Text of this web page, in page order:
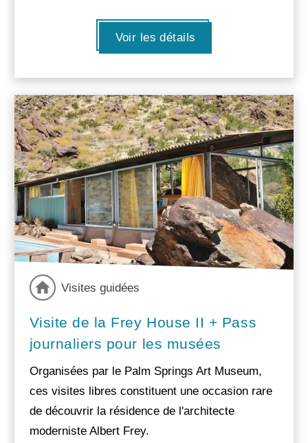
Voir les détails
Visites guidées
Visite de la Frey House II + Pass
journaliers pour les musées
Organisées par le Palm Springs Art Museum,
ces visites libres constituent une occasion rare
de découvrir la résidence de l'architecte
moderniste Albert Frey.